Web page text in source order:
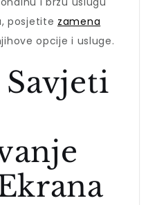
posjetite zamena
opcije i usluge.